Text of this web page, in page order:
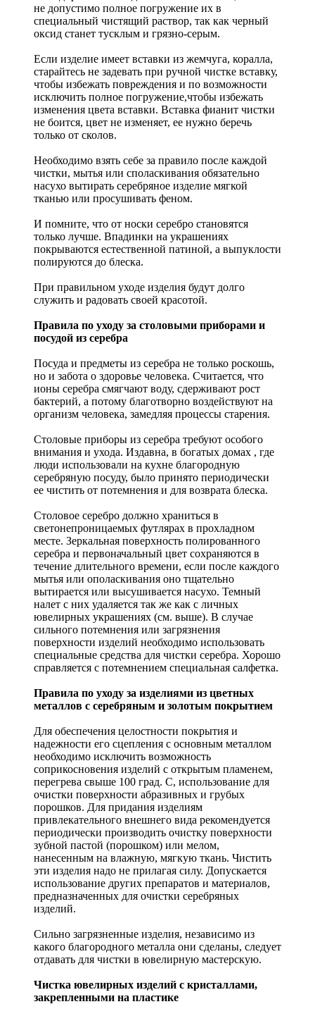
не допустимо полное погружение их в
специальный чистящий раствор, так как черный
оксид станет тусклым и грязно-серым.
Если изделие имеет вставки из жемчуга, коралла,
старайтесь не задевать при ручной чистке вставку,
чтобы избежать повреждения и по возможности
исключить полное погружение,чтобы избежать
изменения цвета вставки. Вставка фианит чистки
не боится, цвет не изменяет, ее нужно беречь
только от сколов.
Необходимо взять себе за правило после каждой
чистки, мытья или споласкивания обязательно
насухо вытирать серебряное изделие мягкой
тканью или просушивать феном.
И помните, что от носки серебро становятся
только лучше. Впадинки на украшениях
покрываются естественной патиной, а выпуклости
полируются до блеска.
При правильном уходе изделия будут долго
служить и радовать своей красотой.
Правила по уходу за столовыми приборами и
посудой из серебра
Посуда и предметы из серебра не только роскошь,
но и забота о здоровье человека. Считается, что
ионы серебра смягчают воду, сдерживают рост
бактерий, а потому благотворно воздействуют на
организм человека, замедляя процессы старения.
Столовые приборы из серебра требуют особого
внимания и ухода. Издавна, в богатых домах , где
люди использовали на кухне благородную
серебряную посуду, было принято периодически
ее чистить от потемнения и для возврата блеска.
Столовое серебро должно храниться в
светонепроницаемых футлярах в прохладном
месте. Зеркальная поверхность полированного
серебра и первоначальный цвет сохраняются в
течение длительного времени, если после каждого
мытья или ополаскивания оно тщательно
вытирается или высушивается насухо. Темный
налет с них удаляется так же как с личных
ювелирных украшениях (см. выше). В случае
сильного потемнения или загрязнения
поверхности изделий необходимо использовать
специальные средства для чистки серебра. Хорошо
справляется с потемнением специальная салфетка.
Правила по уходу за изделиями из цветных
металлов с серебряным и золотым покрытием
Для обеспечения целостности покрытия и
надежности его сцепления с основным металлом
необходимо исключить возможность
соприкосновения изделий с открытым пламенем,
перегрева свыше 100 град. С, использование для
очистки поверхности абразивных и грубых
порошков. Для придания изделиям
привлекательного внешнего вида рекомендуется
периодически производить очистку поверхности
зубной пастой (порошком) или мелом,
нанесенным на влажную, мягкую ткань. Чистить
эти изделия надо не прилагая силу. Допускается
использование других препаратов и материалов,
предназначенных для очистки серебряных
изделий.
Сильно загрязненные изделия, независимо из
какого благородного металла они сделаны, следует
отдавать для чистки в ювелирную мастерскую.
Чистка ювелирных изделий с кристаллами,
закрепленными на пластике